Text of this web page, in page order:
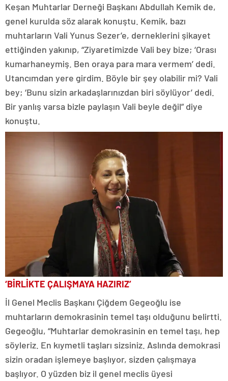
Keşan Muhtarlar Derneği Başkanı Abdullah Kemik de,
genel kurulda söz alarak konuştu. Kemik, bazı
muhtarların Vali Yunus Sezer’e, derneklerini şikayet
ettiğinden yakınıp, “Ziyaretimizde Vali bey bize; ‘Orası
kumarhaneymiş. Ben oraya para mara vermem’ dedi.
Utancımdan yere girdim. Böyle bir şey olabilir mi? Vali
bey; ‘Bunu sizin arkadaşlarınızdan biri söylüyor’ dedi.
Bir yanlış varsa bizle paylaşın Vali beyle değil” diye
konuştu.
‘BİRLİKTE ÇALIŞMAYA HAZIRIZ’
İl Genel Meclis Başkanı Çiğdem Gegeoğlu ise
muhtarların demokrasinin temel taşı olduğunu belirtti.
Gegeoğlu, “Muhtarlar demokrasinin en temel taşı, hep
söyleriz. En kıymetli taşları sizsiniz. Aslında demokrasi
sizin oradan işlemeye başlıyor, sizden çalışmaya
başlıyor. O yüzden biz il genel meclis üyesi